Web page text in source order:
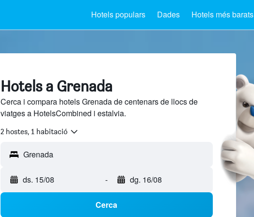
Hotels populars Dades Hotels més barats
Hotels a Grenada
Cerca i compara hotels Grenada de centenars de llocs de
viatges a HotelsCombined i estalvia.
2 hostes, 1 habitació
ds. 15/08 - dg. 16/08
Cerca